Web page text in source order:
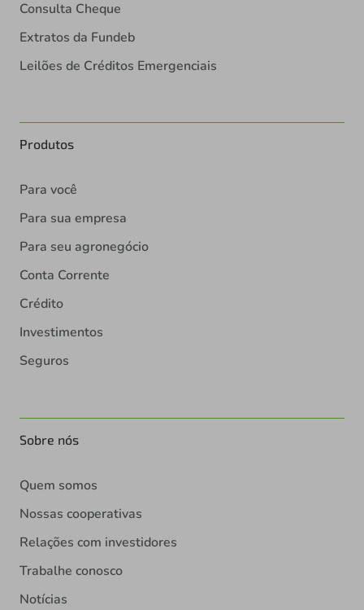
Consulta Cheque
Extratos da Fundeb
Leilões de Créditos Emergenciais
Produtos
Para você
Para sua empresa
Para seu agronegócio
Conta Corrente
Crédito
Investimentos
Seguros
Sobre nós
Quem somos
Nossas cooperativas
Relações com investidores
Trabalhe conosco
Notícias